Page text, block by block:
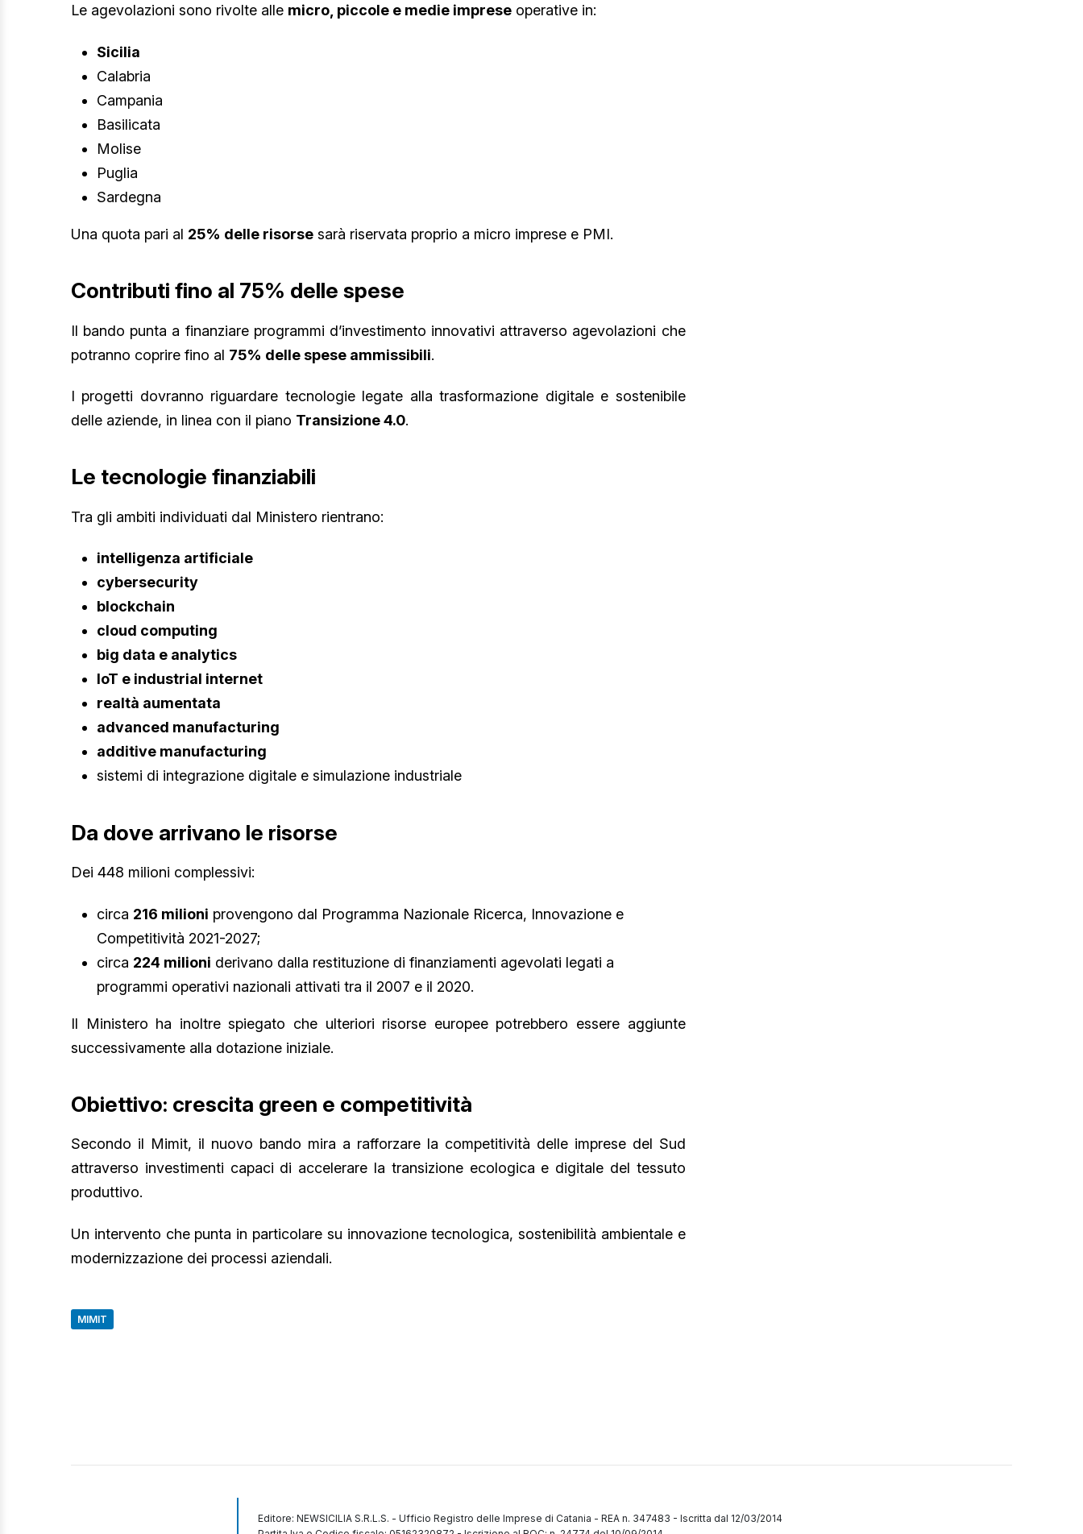
Le agevolazioni sono rivolte alle micro, piccole e medie imprese operative in:
Sicilia
Calabria
Campania
Basilicata
Molise
Puglia
Sardegna
Una quota pari al 25% delle risorse sarà riservata proprio a micro imprese e PMI.
Contributi fino al 75% delle spese
Il bando punta a finanziare programmi d’investimento innovativi attraverso agevolazioni che
potranno coprire fino al 75% delle spese ammissibili.
I progetti dovranno riguardare tecnologie legate alla trasformazione digitale e sostenibile
delle aziende, in linea con il piano Transizione 4.0.
Le tecnologie finanziabili
Tra gli ambiti individuati dal Ministero rientrano:
intelligenza artificiale
cybersecurity
blockchain
cloud computing
big data e analytics
IoT e industrial internet
realtà aumentata
advanced manufacturing
additive manufacturing
sistemi di integrazione digitale e simulazione industriale
Da dove arrivano le risorse
Dei 448 milioni complessivi:
circa 216 milioni provengono dal Programma Nazionale Ricerca, Innovazione e
Competitività 2021-2027;
circa 224 milioni derivano dalla restituzione di finanziamenti agevolati legati a
programmi operativi nazionali attivati tra il 2007 e il 2020.
Il Ministero ha inoltre spiegato che ulteriori risorse europee potrebbero essere aggiunte
successivamente alla dotazione iniziale.
Obiettivo: crescita green e competitività
Secondo il Mimit, il nuovo bando mira a rafforzare la competitività delle imprese del Sud
attraverso investimenti capaci di accelerare la transizione ecologica e digitale del tessuto
produttivo.
Un intervento che punta in particolare su innovazione tecnologica, sostenibilità ambientale e
modernizzazione dei processi aziendali.
MIMIT
Editore: NEWSICILIA S.R.L.S. - Ufficio Registro delle Imprese di Catania - REA n. 347483 - Iscritta dal 12/03/2014